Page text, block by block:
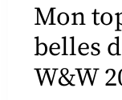
Mon
belles
W&W